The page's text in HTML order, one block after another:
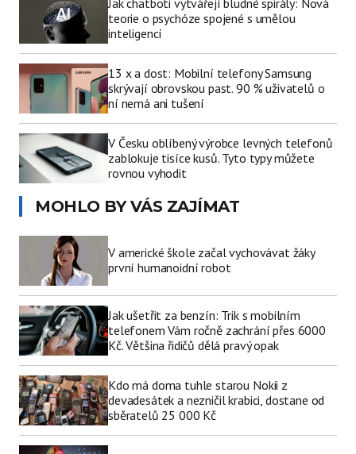
teorie o psychóze spojené s umělou
inteligencí
13 x a dost: Mobilní telefony Samsung
skrývají obrovskou past. 90 % uživatelů o
ní nemá ani tušení
V Česku oblíbený výrobce levných telefonů
zablokuje tisíce kusů. Tyto typy můžete
rovnou vyhodit
MOHLO BY VÁS ZAJÍMAT
V americké škole začal vychovávat žáky
první humanoidní robot
Jak ušetřit za benzín: Trik s mobilním
telefonem Vám ročně zachrání přes 6000
Kč. Většina řidičů dělá pravý opak
Kdo má doma tuhle starou Nokii z
devadesátek a nezničil krabici, dostane od
sběratelů 25 000 Kč